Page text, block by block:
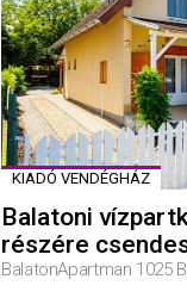
KIADÓ VENDÉGHÁZ
Balatoni
részére
BalatonApartman 1025